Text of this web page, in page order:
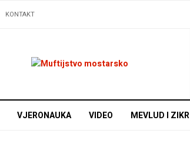
KONTAKT
VJERONAUKA VIDEO MEVLUD I ZIKR